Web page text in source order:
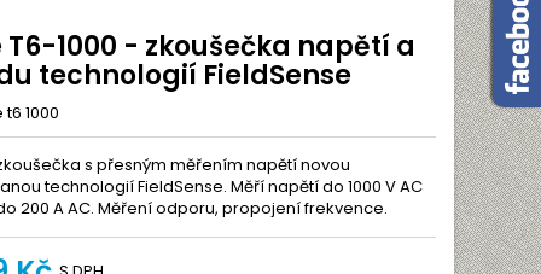
T6-1000 - zkoušečka napětí a
technologií FieldSense
t6 1000
s přesným měřením napětí novou
technologií FieldSense. Měří napětí do 1000 V AC
200 A AC. Měření odporu, propojení frekvence.